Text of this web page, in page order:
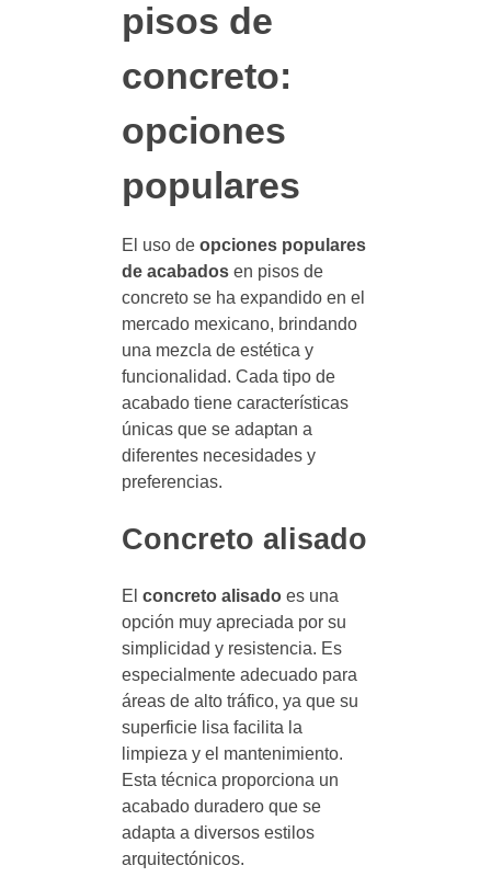
pisos de
concreto:
opciones
populares
El uso de opciones populares
de acabadosen pisos de
concreto se ha expandido en el
mercado mexicano, brindando
una mezcla de estética y
funcionalidad. Cada tipo de
acabado tiene características
únicas que se adaptan a
diferentes necesidades y
preferencias.
Concreto alisado
El concreto alisadoes una
opción muy apreciada por su
simplicidad y resistencia. Es
especialmente adecuado para
áreas de alto tráfico, ya que su
superficie lisa facilita la
limpieza y el mantenimiento.
Esta técnica proporciona un
acabado duradero que se
adapta a diversos estilos
arquitectónicos.